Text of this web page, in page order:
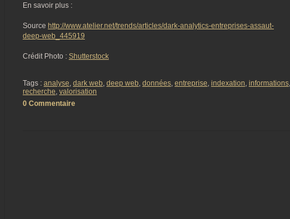
En savoir plus :
Source http://www.atelier.net/trends/articles/dark-analytics-entreprises-assaut-
deep-web_445919
Crédit Photo : Shutterstock
Tags : analyse, dark web, deep web, données, entreprise, indexation, informations,
recherche, valorisation
0 Commentaire